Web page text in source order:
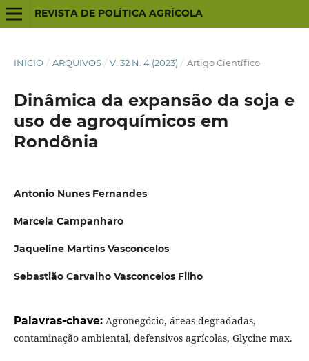
REVISTA DE POLÍTICA AGRÍCOLA
INÍCIO / ARQUIVOS / V. 32 N. 4 (2023) / Artigo Científico
Dinâmica da expansão da soja e
uso de agroquímicos em
Rondônia
Antonio Nunes Fernandes
Marcela Campanharo
Jaqueline Martins Vasconcelos
Sebastião Carvalho Vasconcelos Filho
Palavras-chave: Agronegócio, áreas degradadas,
contaminação ambiental, defensivos agrícolas, Glycine max.